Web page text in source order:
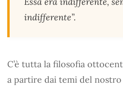
indifferente”.
C’è tutta la filosofia
a partire dai temi del